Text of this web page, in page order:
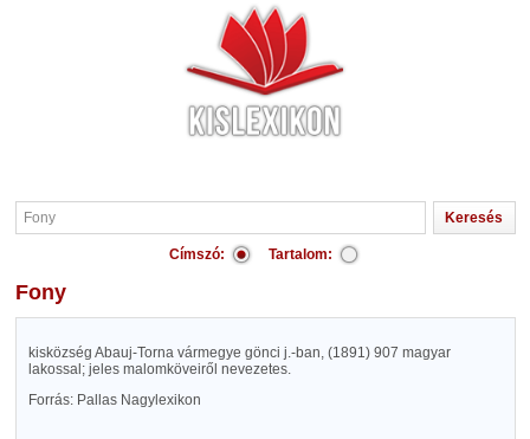
Címszó: Tartalom:
Fony
kisközség Abauj-Torna vármegye gönci j.-ban, (1891) 907 magyar
lakossal; jeles malomköveiről nevezetes.
Forrás: Pallas Nagylexikon